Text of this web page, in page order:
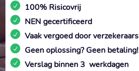
100% Risicovrij
NEN gecertificeerd
Vaak vergoed door verzekeraars
Geen oplossing? Geen betaling!
Verslag binnen 3 werkdagen